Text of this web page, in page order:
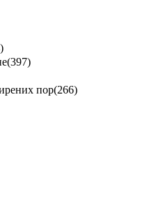
(397)
пор(266)